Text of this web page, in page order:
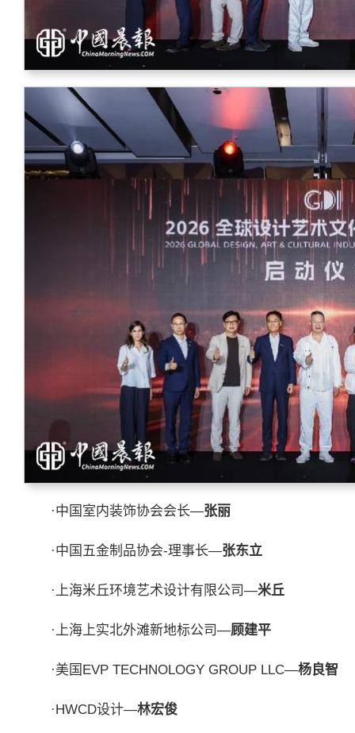
·中国室内装饰协会会长—张丽
·中国五金制品协会-理事长—张东立
·上海米丘环境艺术设计有限公司—米丘
·上海上实北外滩新地标公司—顾建平
·美国EVP TECHNOLOGY GROUP LLC—杨良智
·HWCD设计—林宏俊